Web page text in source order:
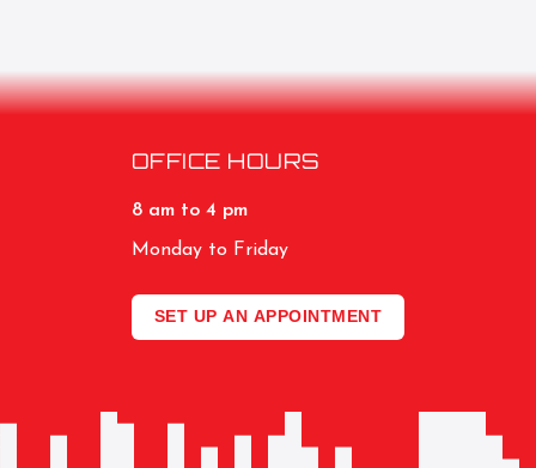
OFFICE HOURS
8 am to 4 pm
Monday to Friday
SET UP AN APPOINTMENT